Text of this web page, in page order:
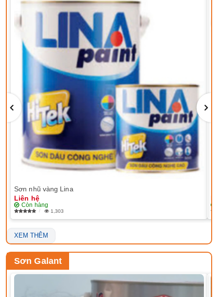
Sơn nhũ vàng Lina
Liên hệ
Còn hàng
1,303
XEM THÊM
Sơn Galant